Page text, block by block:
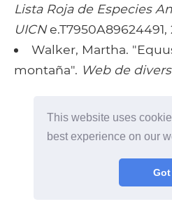
This website uses
best experience on our
Lista Roja de Especies
UICNe.T7950A89624491,
Walker, Martha.
montaña". Web de